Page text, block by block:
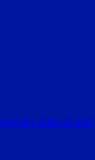
der Zukunft aus?